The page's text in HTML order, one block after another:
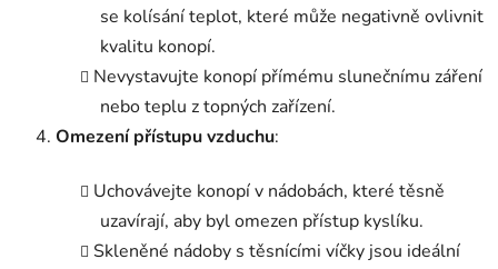
se kolísání teplot, které může negativně ovlivnit
kvalitu konopí.
Nevystavujte konopí přímému slunečnímu záření
nebo teplu z topných zařízení.
Omezení přístupu vzduchu:
Uchovávejte konopí v nádobách, které těsně
uzavírají, aby byl omezen přístup kyslíku.
Skleněné nádoby s těsnícími víčky jsou ideální